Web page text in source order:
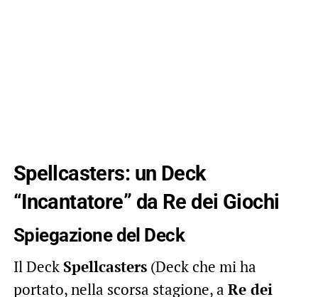
Spellcasters: un Deck
“Incantatore” da Re dei Giochi
Spiegazione del Deck
Il Deck Spellcasters(Deck che mi ha
portato, nella scorsa stagione, a Re dei